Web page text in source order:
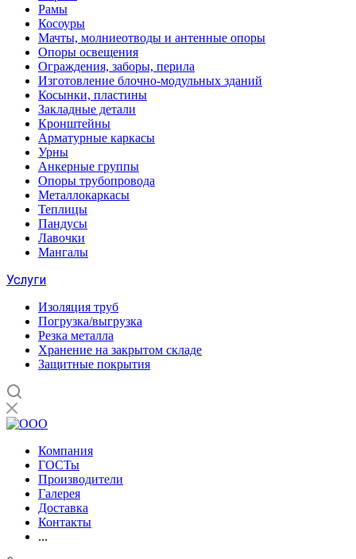
Рамы
Косоуры
Мачты, молниеотводы и антенные опоры
Опоры освещения
Ограждения, заборы, перила
Изготовление блочно-модульных зданий
Косынки, пластины
Закладные детали
Кронштейны
Арматурные каркасы
Урны
Анкерные группы
Опоры трубопровода
Металлокаркасы
Теплицы
Пандусы
Лавочки
Мангалы
Услуги
Изоляция труб
Погрузка/выгрузка
Резка металла
Хранение на закрытом складе
Защитные покрытия
Компания
ГОСТы
Производители
Галерея
Доставка
Контакты
...